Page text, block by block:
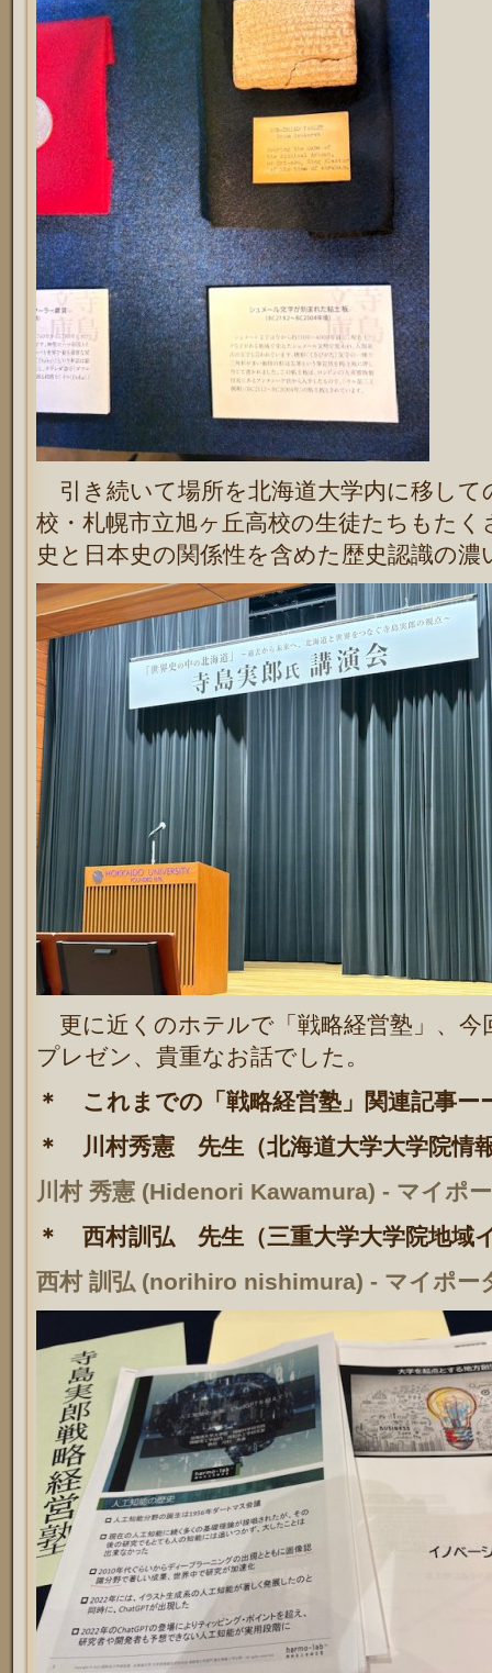
引き続いて場所を北海道大学内に移して
校・札幌市立旭ヶ丘高校の生徒たちもた
史と日本史の関係性を含めた歴史認識の
更に近くのホテルで「戦略経営塾」、今
プレゼン、貴重なお話でした。
＊ これまでの「戦略経営塾」関連記事
＊ 川村秀憲 先生（北海道大学大学院情
川村 秀憲 (Hidenori Kawamura) - マイポ
＊ 西村訓弘 先生（三重大学大学院地域
西村 訓弘 (norihiro nishimura) - マイポー